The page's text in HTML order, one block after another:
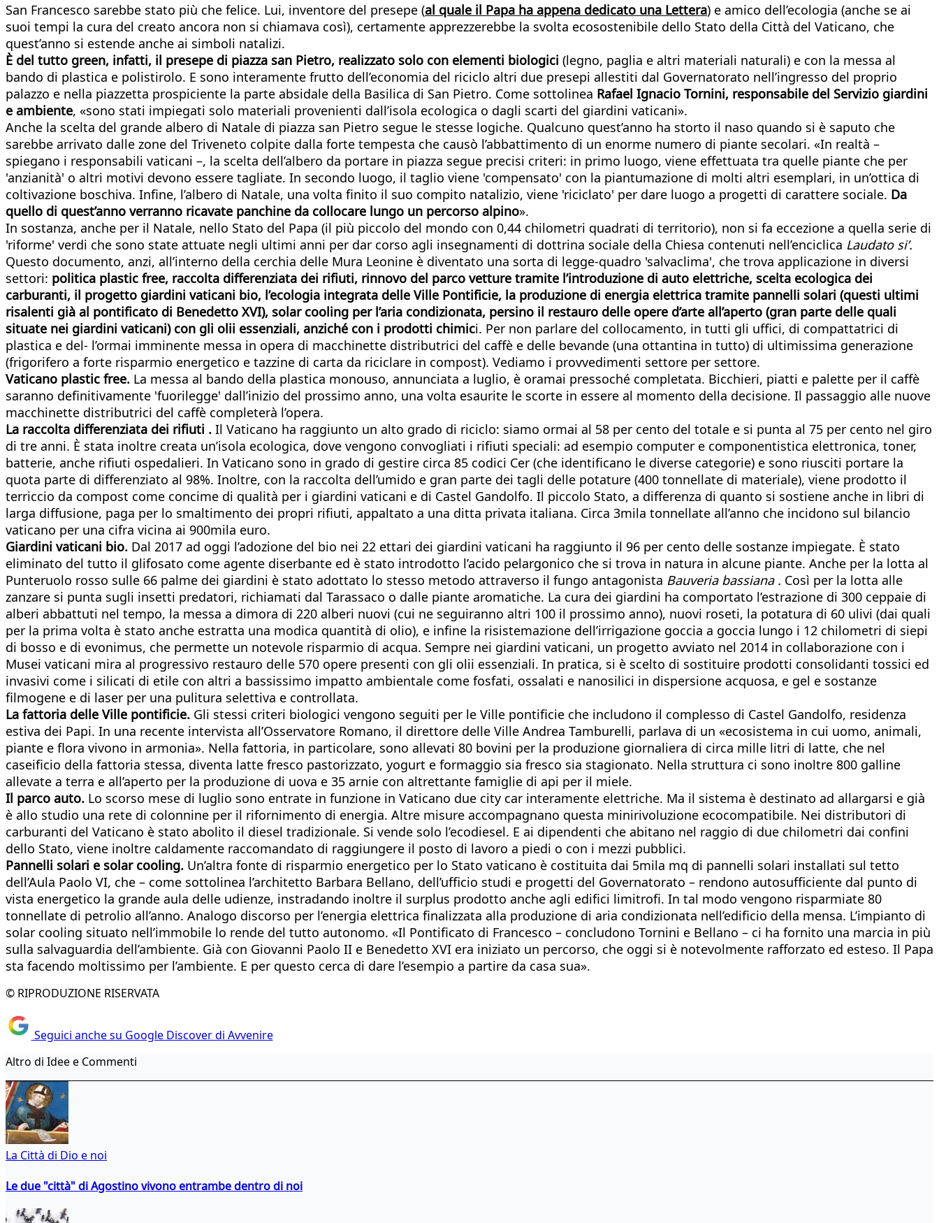
San Francesco sarebbe stato più che felice. Lui, inventore del presepe (al quale il Papa ha appena dedicato una Lettera) e amico dell’ecologia (anche se ai
suoi tempi la cura del creato ancora non si chiamava così), certamente apprezzerebbe la svolta ecosostenibile dello Stato della Città del Vaticano, che
quest’anno si estende anche ai simboli natalizi.
È del tutto green, infatti, il presepe di piazza san Pietro, realizzato solo con elementi biologici (legno, paglia e altri materiali naturali) e con la messa al
bando di plastica e polistirolo. E sono interamente frutto dell’economia del riciclo altri due presepi allestiti dal Governatorato nell’ingresso del proprio
palazzo e nella piazzetta prospiciente la parte absidale della Basilica di San Pietro. Come sottolinea Rafael Ignacio Tornini, responsabile del Servizio giardini
e ambiente, «sono stati impiegati solo materiali provenienti dall’isola ecologica o dagli scarti del giardini vaticani».
Anche la scelta del grande albero di Natale di piazza san Pietro segue le stesse logiche. Qualcuno quest’anno ha storto il naso quando si è saputo che
sarebbe arrivato dalle zone del Triveneto colpite dalla forte tempesta che causò l’abbattimento di un enorme numero di piante secolari. «In realtà –
spiegano i responsabili vaticani –, la scelta dell’albero da portare in piazza segue precisi criteri: in primo luogo, viene effettuata tra quelle piante che per
'anzianità' o altri motivi devono essere tagliate. In secondo luogo, il taglio viene 'compensato' con la piantumazione di molti altri esemplari, in un’ottica di
coltivazione boschiva. Infine, l’albero di Natale, una volta finito il suo compito natalizio, viene 'riciclato' per dare luogo a progetti di carattere sociale. Da
quello di quest’anno verranno ricavate panchine da collocare lungo un percorso alpino».
In sostanza, anche per il Natale, nello Stato del Papa (il più piccolo del mondo con 0,44 chilometri quadrati di territorio), non si fa eccezione a quella serie di
'riforme' verdi che sono state attuate negli ultimi anni per dar corso agli insegnamenti di dottrina sociale della Chiesa contenuti nell’enciclica Laudato si’.
Questo documento, anzi, all’interno della cerchia delle Mura Leonine è diventato una sorta di legge-quadro 'salvaclima', che trova applicazione in diversi
settori: politica plastic free, raccolta differenziata dei rifiuti, rinnovo del parco vetture tramite l’introduzione di auto elettriche, scelta ecologica dei
carburanti, il progetto giardini vaticani bio, l’ecologia integrata delle Ville Pontificie, la produzione di energia elettrica tramite pannelli solari (questi ultimi
risalenti già al pontificato di Benedetto XVI), solar cooling per l’aria condizionata, persino il restauro delle opere d’arte all’aperto (gran parte delle quali
situate nei giardini vaticani) con gli olii essenziali, anziché con i prodotti chimici. Per non parlare del collocamento, in tutti gli uffici, di compattatrici di
plastica e del- l’ormai imminente messa in opera di macchinette distributrici del caffè e delle bevande (una ottantina in tutto) di ultimissima generazione
(frigorifero a forte risparmio energetico e tazzine di carta da riciclare in compost). Vediamo i provvedimenti settore per settore.
Vaticano plastic free. La messa al bando della plastica monouso, annunciata a luglio, è oramai pressoché completata. Bicchieri, piatti e palette per il caffè
saranno definitivamente 'fuorilegge' dall’inizio del prossimo anno, una volta esaurite le scorte in essere al momento della decisione. Il passaggio alle nuove
macchinette distributrici del caffè completerà l’opera.
La raccolta differenziata dei rifiuti . Il Vaticano ha raggiunto un alto grado di riciclo: siamo ormai al 58 per cento del totale e si punta al 75 per cento nel giro
di tre anni. È stata inoltre creata un’isola ecologica, dove vengono convogliati i rifiuti speciali: ad esempio computer e componentistica elettronica, toner,
batterie, anche rifiuti ospedalieri. In Vaticano sono in grado di gestire circa 85 codici Cer (che identificano le diverse categorie) e sono riusciti portare la
quota parte di differenziato al 98%. Inoltre, con la raccolta dell’umido e gran parte dei tagli delle potature (400 tonnellate di materiale), viene prodotto il
terriccio da compost come concime di qualità per i giardini vaticani e di Castel Gandolfo. Il piccolo Stato, a differenza di quanto si sostiene anche in libri di
larga diffusione, paga per lo smaltimento dei propri rifiuti, appaltato a una ditta privata italiana. Circa 3mila tonnellate all’anno che incidono sul bilancio
vaticano per una cifra vicina ai 900mila euro.
Giardini vaticani bio. Dal 2017 ad oggi l’adozione del bio nei 22 ettari dei giardini vaticani ha raggiunto il 96 per cento delle sostanze impiegate. È stato
eliminato del tutto il glifosato come agente diserbante ed è stato introdotto l’acido pelargonico che si trova in natura in alcune piante. Anche per la lotta al
Punteruolo rosso sulle 66 palme dei giardini è stato adottato lo stesso metodo attraverso il fungo antagonista Bauveria bassiana . Così per la lotta alle
zanzare si punta sugli insetti predatori, richiamati dal Tarassaco o dalle piante aromatiche. La cura dei giardini ha comportato l’estrazione di 300 ceppaie di
alberi abbattuti nel tempo, la messa a dimora di 220 alberi nuovi (cui ne seguiranno altri 100 il prossimo anno), nuovi roseti, la potatura di 60 ulivi (dai quali
per la prima volta è stato anche estratta una modica quantità di olio), e infine la risistemazione dell’irrigazione goccia a goccia lungo i 12 chilometri di siepi
di bosso e di evonimus, che permette un notevole risparmio di acqua. Sempre nei giardini vaticani, un progetto avviato nel 2014 in collaborazione con i
Musei vaticani mira al progressivo restauro delle 570 opere presenti con gli olii essenziali. In pratica, si è scelto di sostituire prodotti consolidanti tossici ed
invasivi come i silicati di etile con altri a bassissimo impatto ambientale come fosfati, ossalati e nanosilici in dispersione acquosa, e gel e sostanze
filmogene e di laser per una pulitura selettiva e controllata.
La fattoria delle Ville pontificie. Gli stessi criteri biologici vengono seguiti per le Ville pontificie che includono il complesso di Castel Gandolfo, residenza
estiva dei Papi. In una recente intervista all’Osservatore Romano, il direttore delle Ville Andrea Tamburelli, parlava di un «ecosistema in cui uomo, animali,
piante e flora vivono in armonia». Nella fattoria, in particolare, sono allevati 80 bovini per la produzione giornaliera di circa mille litri di latte, che nel
caseificio della fattoria stessa, diventa latte fresco pastorizzato, yogurt e formaggio sia fresco sia stagionato. Nella struttura ci sono inoltre 800 galline
allevate a terra e all’aperto per la produzione di uova e 35 arnie con altrettante famiglie di api per il miele.
Il parco auto. Lo scorso mese di luglio sono entrate in funzione in Vaticano due city car interamente elettriche. Ma il sistema è destinato ad allargarsi e già
è allo studio una rete di colonnine per il rifornimento di energia. Altre misure accompagnano questa minirivoluzione ecocompatibile. Nei distributori di
carburanti del Vaticano è stato abolito il diesel tradizionale. Si vende solo l’ecodiesel. E ai dipendenti che abitano nel raggio di due chilometri dai confini
dello Stato, viene inoltre caldamente raccomandato di raggiungere il posto di lavoro a piedi o con i mezzi pubblici.
Pannelli solari e solar cooling. Un’altra fonte di risparmio energetico per lo Stato vaticano è costituita dai 5mila mq di pannelli solari installati sul tetto
dell’Aula Paolo VI, che – come sottolinea l’architetto Barbara Bellano, dell’ufficio studi e progetti del Governatorato – rendono autosufficiente dal punto di
vista energetico la grande aula delle udienze, instradando inoltre il surplus prodotto anche agli edifici limitrofi. In tal modo vengono risparmiate 80
tonnellate di petrolio all’anno. Analogo discorso per l’energia elettrica finalizzata alla produzione di aria condizionata nell’edificio della mensa. L’impianto di
solar cooling situato nell’immobile lo rende del tutto autonomo. «Il Pontificato di Francesco – concludono Tornini e Bellano – ci ha fornito una marcia in più
sulla salvaguardia dell’ambiente. Già con Giovanni Paolo II e Benedetto XVI era iniziato un percorso, che oggi si è notevolmente rafforzato ed esteso. Il Papa
sta facendo moltissimo per l’ambiente. E per questo cerca di dare l’esempio a partire da casa sua».
© RIPRODUZIONE RISERVATA
Seguici anche su Google Discover di Avvenire
Altro di Idee e Commenti
La Città di Dio e noi
Le due "città" di Agostino vivono entrambe dentro di noi